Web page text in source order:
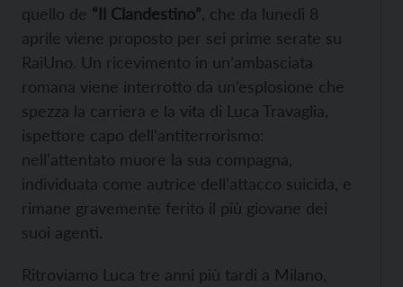
quello de “Il Clandestino” , che da lunedì 8
aprile viene proposto per sei prime serate su
RaiUno. Un ricevimento in un’ambasciata
romana viene interrotto da un’esplosione che
spezza la carriera e la vita di Luca Travaglia,
ispettore capo dell’antiterrorismo:
nell’attentato muore la sua compagna,
individuata come autrice dell’attacco suicida, e
rimane gravemente ferito il più giovane dei
suoi agenti.
Ritroviamo Luca tre anni più tardi a Milano,